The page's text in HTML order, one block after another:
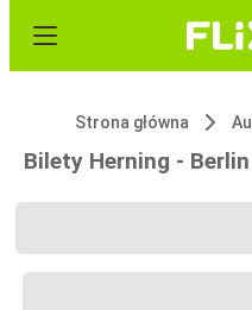
Strona główna
Bilety Herning - Berlin